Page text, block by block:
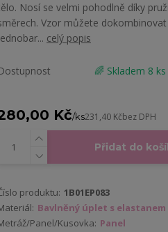
Nosí se velmi pohodlně díky
Vzor můžete
celý popis
🌈 Skladem 8 ks
Kč/ks231,40 Kčbez DPH
Přidat do
produktu: 1B01EP083
Bavlněný úplet s elastanem
Panel/Kusovka: Panel